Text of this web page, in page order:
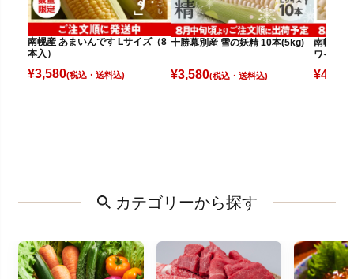
南幌産 あまいんです Lサイズ（8
本入）
¥3,580(税込)
十勝幕別産 雪の妖精 10本(5kg)
¥3,580(税込)
南幌産
ワイト
¥4,080
カテゴリーから探す